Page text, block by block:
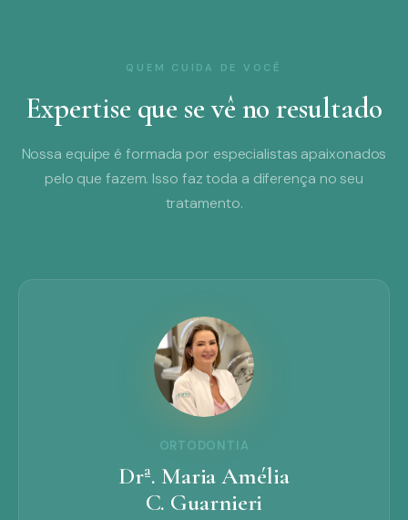
QUEM CUIDA DE VOCÊ
Expertise que se vê no resultado
Nossa equipe é formada por especialistas apaixonados
pelo que fazem. Isso faz toda a diferença no seu
tratamento.
ORTODONTIA
Drª. Maria Amélia
C. Guarnieri